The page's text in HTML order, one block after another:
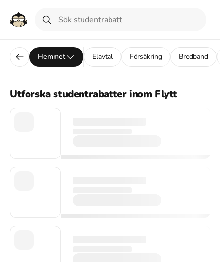
Hemmet Elavtal Försäkring Bredband
Utforska studentrabatter inom Flytt